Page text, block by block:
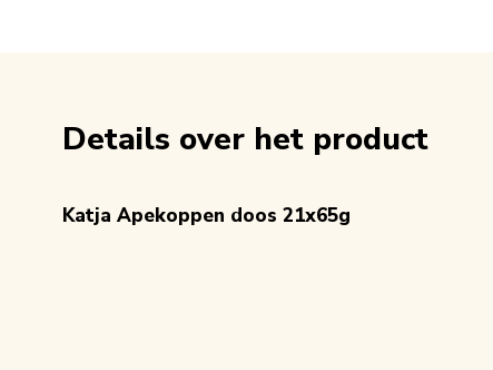
Details over het product
Katja Apekoppen doos 21x65g